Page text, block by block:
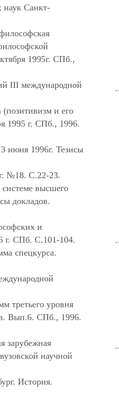
наук Санкт-
1995г. СПб.,
III международной
и его
1995 г. СПб., 1996.
июня 1996г. Тезисы
№18. С.22-23.
системе высшего
докладов.
и
г. СПб. С.101-104.
спецкурса.
третьего уровня
Вып.6. СПб., 1996.
зарубежная
научной
История.